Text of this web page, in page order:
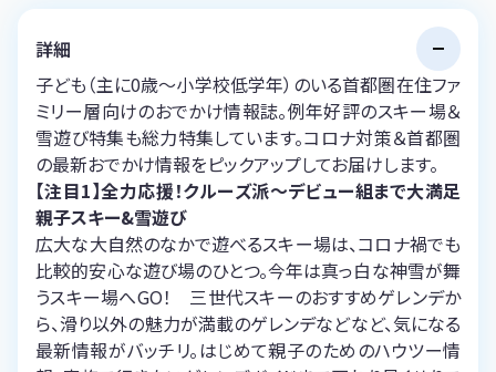
詳細
子ども（主に0歳～小学校低学年）のいる首都圏在住ファ
ミリー層向けのおでかけ情報誌。例年好評のスキー場＆
雪遊び特集も総力特集しています。コロナ対策＆首都圏
の最新おでかけ情報をピックアップしてお届けします。
【注目1】全力応援！クルーズ派～デビュー組まで大満足
親子スキー&雪遊び
広大な大自然のなかで遊べるスキー場は、コロナ禍でも
比較的安心な遊び場のひとつ。今年は真っ白な神雪が舞
うスキー場へGO！ 三世代スキーのおすすめゲレンデか
ら、滑り以外の魅力が満載のゲレンデなどなど、気になる
最新情報がバッチリ。はじめて親子のためのハウツー情